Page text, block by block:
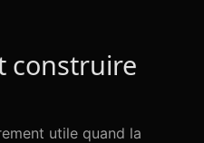
construire
utile quand la